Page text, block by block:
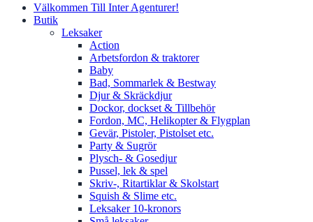
Välkommen Till Inter Agenturer!
Butik
Leksaker
Action
Arbetsfordon & traktorer
Baby
Bad, Sommarlek & Bestway
Djur & Skräckdjur
Dockor, dockset & Tillbehör
Fordon, MC, Helikopter & Flygplan
Gevär, Pistoler, Pistolset etc.
Party & Sugrör
Plysch- & Gosedjur
Pussel, lek & spel
Skriv-, Ritartiklar & Skolstart
Squish & Slime etc.
Leksaker 10-kronors